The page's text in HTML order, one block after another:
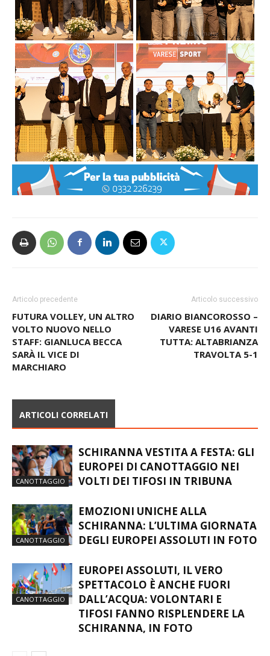
Articolo precedente
FUTURA VOLLEY, UN ALTRO
VOLTO NUOVO NELLO
STAFF: GIANLUCA BECCA
SARÀ IL VICE DI
MARCHIARO
Articolo successivo
DIARIO BIANCOROSSO –
VARESE U16 AVANTI
TUTTA: ALTABRIANZA
TRAVOLTA 5-1
ARTICOLI CORRELATI
CANOTTAGGIO
SCHIRANNA VESTITA A FESTA: GLI
EUROPEI DI CANOTTAGGIO NEI
VOLTI DEI TIFOSI IN TRIBUNA
CANOTTAGGIO
EMOZIONI UNICHE ALLA
SCHIRANNA: L’ULTIMA GIORNATA
DEGLI EUROPEI ASSOLUTI IN FOTO
CANOTTAGGIO
EUROPEI ASSOLUTI, IL VERO
SPETTACOLO È ANCHE FUORI
DALL’ACQUA: VOLONTARI E
TIFOSI FANNO RISPLENDERE LA
SCHIRANNA, IN FOTO